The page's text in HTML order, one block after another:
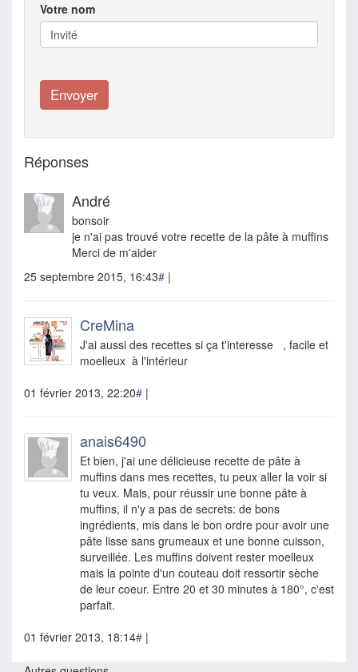
Votre nom
Réponses
André
bonsoir
je n'ai pas trouvé votre recette de la pâte à muffins
Merci de m'aider
25 septembre 2015, 16:43# |
CreMina
J'ai aussi des recettes si ça t'interesse , facile et
moelleux à l'intérieur
01 février 2013, 22:20# |
anais6490
Et bien, j'ai une délicieuse recette de pâte à
muffins dans mes recettes, tu peux aller la voir si
tu veux. Mais, pour réussir une bonne pâte à
muffins, il n'y a pas de secrets: de bons
ingrédients, mis dans le bon ordre pour avoir une
pâte lisse sans grumeaux et une bonne cuisson,
surveillée. Les muffins doivent rester moelleux
mais la pointe d'un couteau doit ressortir sèche
de leur coeur. Entre 20 et 30 minutes à 180°, c'est
parfait.
01 février 2013, 18:14# |